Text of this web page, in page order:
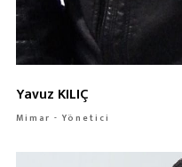
Yavuz KILIÇ
Mimar - Yönetici